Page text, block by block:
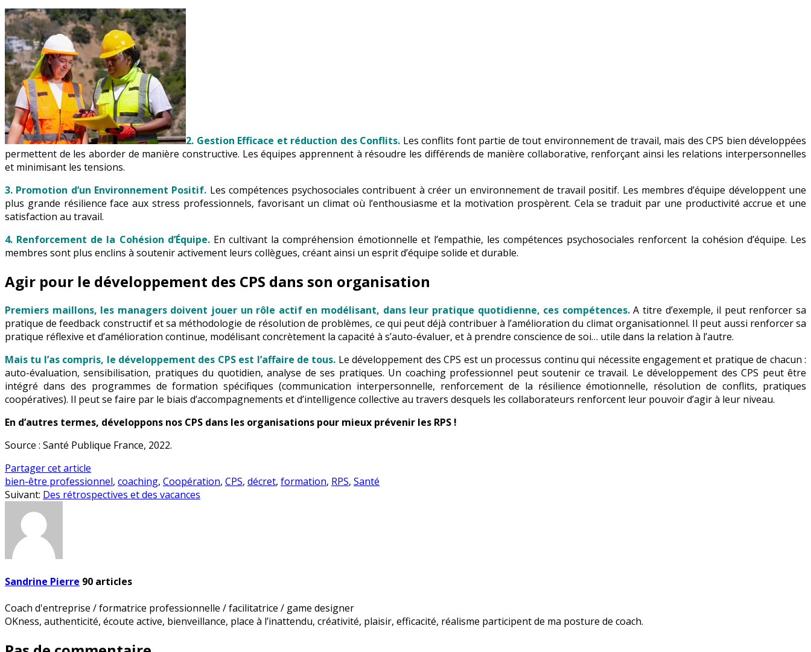
2. Gestion Efficace et réduction des Conflits. Les conflits font partie de tout environnement de travail, mais des CPS bien développées
permettent de les aborder de manière constructive. Les équipes apprennent à résoudre les différends de manière collaborative, renforçant ainsi les relations interpersonnelles
et minimisant les tensions.
3. Promotion d’un Environnement Positif. Les compétences psychosociales contribuent à créer un environnement de travail positif. Les membres d’équipe développent une
plus grande résilience face aux stress professionnels, favorisant un climat où l’enthousiasme et la motivation prospèrent. Cela se traduit par une productivité accrue et une
satisfaction au travail.
4. Renforcement de la Cohésion d’Équipe. En cultivant la compréhension émotionnelle et l’empathie, les compétences psychosociales renforcent la cohésion d’équipe. Les
membres sont plus enclins à soutenir activement leurs collègues, créant ainsi un esprit d’équipe solide et durable.
Agir pour le développement des CPS dans son organisation
Premiers maillons, les managers doivent jouer un rôle actif en modélisant, dans leur pratique quotidienne, ces compétences.A titre d’exemple, il peut renforcer sa
pratique de feedback constructif et sa méthodologie de résolution de problèmes, ce qui peut déjà contribuer à l’amélioration du climat organisationnel. Il peut aussi renforcer sa
pratique réflexive et d’amélioration continue, modélisant concrètement la capacité à s’auto-évaluer, et à prendre conscience de soi… utile dans la relation à l’autre.
Mais tu l’as compris, le développement des CPS est l’affaire de tous. Le développement des CPS est un processus continu qui nécessite engagement et pratique de chacun :
auto-évaluation, sensibilisation, pratiques du quotidien, analyse de ses pratiques. Un coaching professionnel peut soutenir ce travail. Le développement des CPS peut être
intégré dans des programmes de formation spécifiques (communication interpersonnelle, renforcement de la résilience émotionnelle, résolution de conflits, pratiques
coopératives). Il peut se faire par le biais d’accompagnements et d’intelligence collective au travers desquels les collaborateurs renforcent leur pouvoir d’agir à leur niveau.
En d’autres termes, développons nos CPS dans les organisations pour mieux prévenir les RPS !
Source : Santé Publique France, 2022.
Partager cet article
bien-être professionnel, coaching, Coopération, CPS, décret, formation, RPS, Santé
Suivant: Des rétrospectives et des vacances
Sandrine Pierre 90 articles
Coach d'entreprise / formatrice professionnelle / facilitatrice / game designer
OKness, authenticité, écoute active, bienveillance, place à l’inattendu, créativité, plaisir, efficacité, réalisme participent de ma posture de coach.